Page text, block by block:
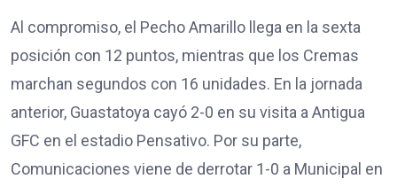
Al compromiso, el Pecho Amarillo llega en la sexta
posición con 12 puntos, mientras que los Cremas
marchan segundos con 16 unidades. En la jornada
anterior, Guastatoya cayó 2-0 en su visita a Antigua
GFC en el estadio Pensativo. Por su parte,
Comunicaciones viene de derrotar 1-0 a Municipal en